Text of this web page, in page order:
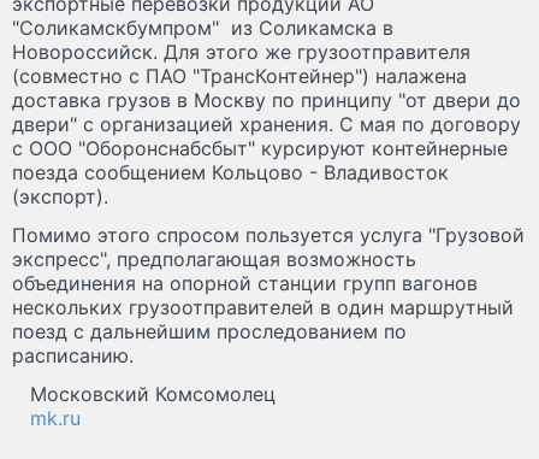
"Соликамскбумпром" из Соликамска в
Новороссийск. Для этого же грузоотправителя
(совместно с ПАО "ТрансКонтейнер") налажена
доставка грузов в Москву по принципу "от двери до
двери" с организацией хранения. С мая по договору
с ООО "Оборонснабсбыт" курсируют контейнерные
поезда сообщением Кольцово - Владивосток
(экспорт).
Помимо этого спросом пользуется услуга "Грузовой
экспресс", предполагающая возможность
объединения на опорной станции групп вагонов
нескольких грузоотправителей в один маршрутный
поезд с дальнейшим проследованием по
расписанию.
Московский Комсомолец
mk.ru